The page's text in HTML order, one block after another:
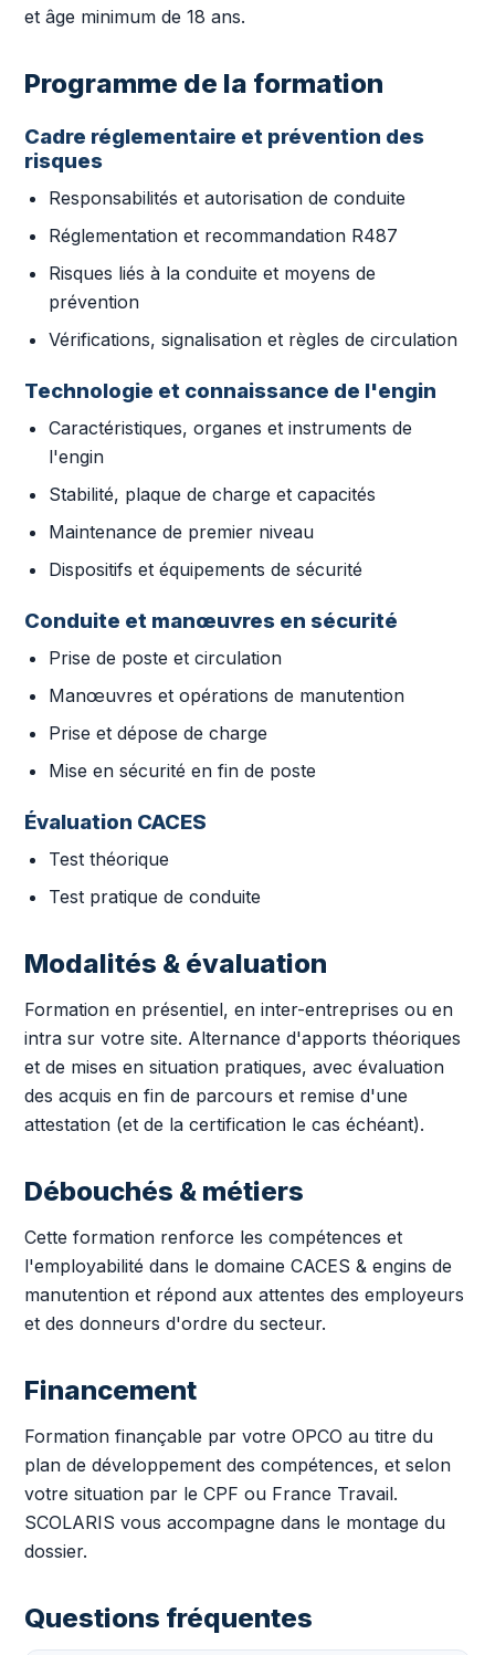
et âge minimum de 18 ans.
Programme de la formation
Cadre réglementaire et prévention des
risques
Responsabilités et autorisation de conduite
Réglementation et recommandation R487
Risques liés à la conduite et moyens de
prévention
Vérifications, signalisation et règles de circulation
Technologie et connaissance de l'engin
Caractéristiques, organes et instruments de
l'engin
Stabilité, plaque de charge et capacités
Maintenance de premier niveau
Dispositifs et équipements de sécurité
Conduite et manœuvres en sécurité
Prise de poste et circulation
Manœuvres et opérations de manutention
Prise et dépose de charge
Mise en sécurité en fin de poste
Évaluation CACES
Test théorique
Test pratique de conduite
Modalités & évaluation
Formation en présentiel, en inter-entreprises ou en
intra sur votre site. Alternance d'apports théoriques
et de mises en situation pratiques, avec évaluation
des acquis en fin de parcours et remise d'une
attestation (et de la certification le cas échéant).
Débouchés & métiers
Cette formation renforce les compétences et
l'employabilité dans le domaine CACES & engins de
manutention et répond aux attentes des employeurs
et des donneurs d'ordre du secteur.
Financement
Formation finançable par votre OPCO au titre du
plan de développement des compétences, et selon
votre situation par le CPF ou France Travail.
SCOLARIS vous accompagne dans le montage du
dossier.
Questions fréquentes